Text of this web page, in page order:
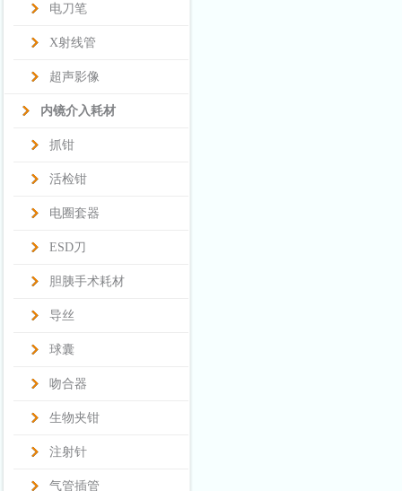
电刀笔
X射线管
超声影像
内镜介入耗材
抓钳
活检钳
电圈套器
ESD刀
胆胰手术耗材
导丝
球囊
吻合器
生物夹钳
注射针
气管插管